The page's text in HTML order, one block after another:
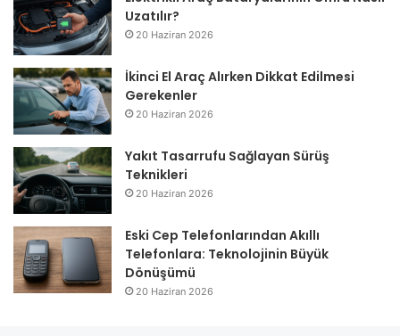
Uzatılır?
20 Haziran 2026
İkinci El Araç Alırken Dikkat Edilmesi
Gerekenler
20 Haziran 2026
Yakıt Tasarrufu Sağlayan Sürüş
Teknikleri
20 Haziran 2026
Eski Cep Telefonlarından Akıllı
Telefonlara: Teknolojinin Büyük
Dönüşümü
20 Haziran 2026